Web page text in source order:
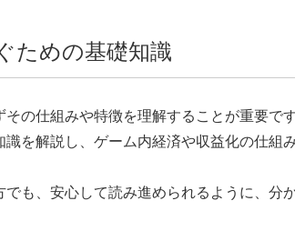
ための基礎知識
の仕組みや特徴を理解することが重要です
を解説し、ゲーム内経済や収益化の仕組
も、安心して読み進められるように、分